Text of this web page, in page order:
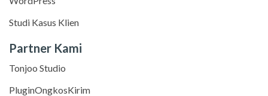
Studi Kasus Klien
Partner Kami
Tonjoo Studio
PluginOngkosKirim